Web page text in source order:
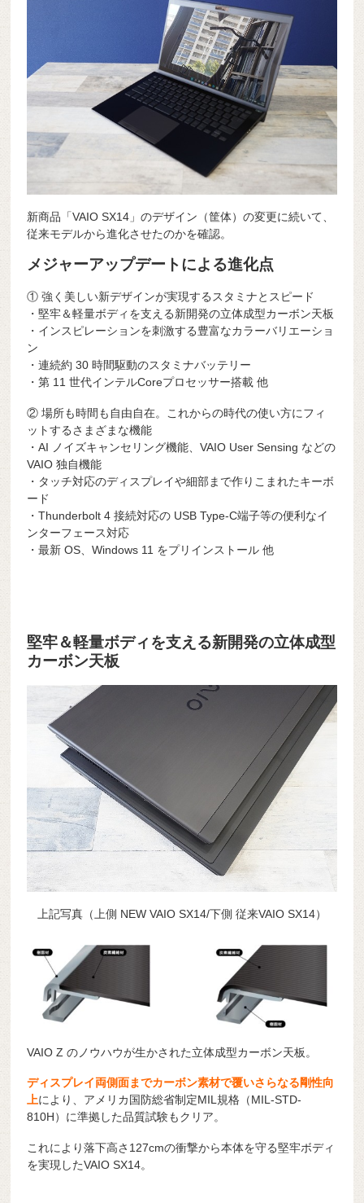
新商品「VAIO SX14」のデザイン（筐体）の変更に続いて、
従来モデルから進化させたのかを確認。
メジャーアップデートによる進化点
① 強く美しい新デザインが実現するスタミナとスピード
・堅牢＆軽量ボディを支える新開発の立体成型カーボン天板
・インスピレーションを刺激する豊富なカラーバリエーショ
ン
・連続約 30 時間駆動のスタミナバッテリー
・第 11 世代インテルCoreプロセッサー搭載 他
② 場所も時間も自由自在。これからの時代の使い方にフィ
ットするさまざまな機能
・AI ノイズキャンセリング機能、VAIO User Sensing などの
VAIO 独自機能
・タッチ対応のディスプレイや細部まで作りこまれたキーボ
ード
・Thunderbolt 4 接続対応の USB Type-C端子等の便利なイ
ンターフェース対応
・最新 OS、Windows 11 をプリインストール 他
堅牢＆軽量ボディを支える新開発の立体成型
カーボン天板
上記写真（上側 NEW VAIO SX14/下側 従来VAIO SX14）
VAIO Z のノウハウが生かされた立体成型カーボン天板。
ディスプレイ両側面までカーボン素材で覆いさらなる剛性向
上により、アメリカ国防総省制定MIL規格（MIL-STD-
810H）に準拠した品質試験もクリア。
これにより落下高さ127cmの衝撃から本体を守る堅牢ボディ
を実現したVAIO SX14。